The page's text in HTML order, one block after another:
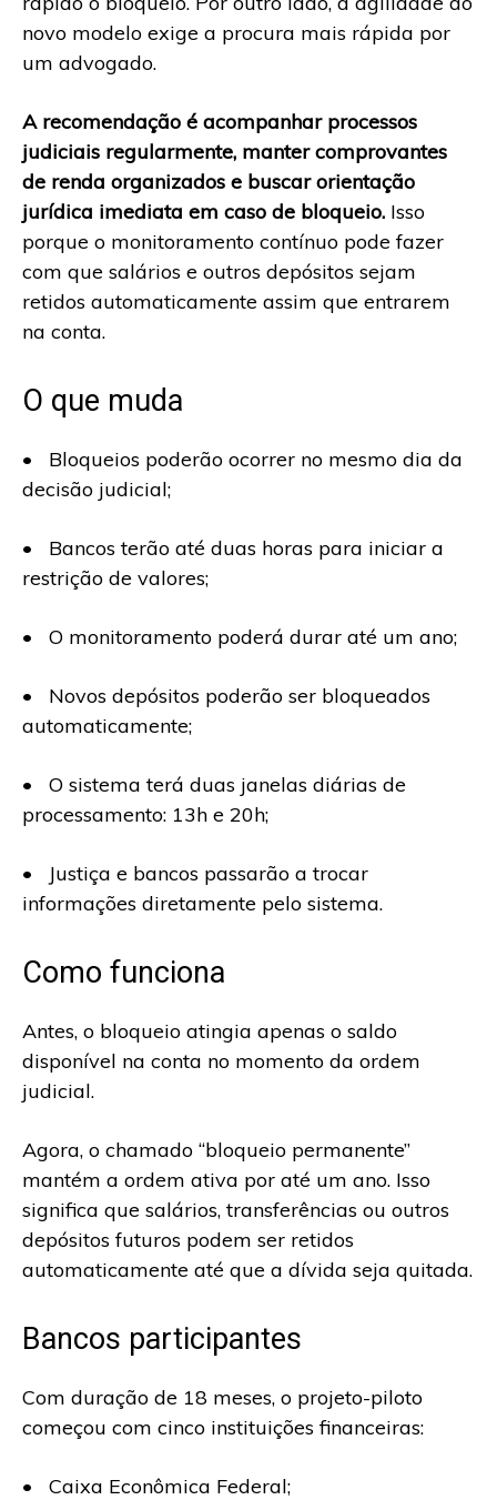
novo modelo exige a procura mais rápida por
um advogado.
A recomendação é acompanhar processos
judiciais regularmente, manter comprovantes
de renda organizados e buscar orientação
jurídica imediata em caso de bloqueio. Isso
porque o monitoramento contínuo pode fazer
com que salários e outros depósitos sejam
retidos automaticamente assim que entrarem
na conta.
O que muda
• Bloqueios poderão ocorrer no mesmo dia da
decisão judicial;
• Bancos terão até duas horas para iniciar a
restrição de valores;
• O monitoramento poderá durar até um ano;
• Novos depósitos poderão ser bloqueados
automaticamente;
• O sistema terá duas janelas diárias de
processamento: 13h e 20h;
• Justiça e bancos passarão a trocar
informações diretamente pelo sistema.
Como funciona
Antes, o bloqueio atingia apenas o saldo
disponível na conta no momento da ordem
judicial.
Agora, o chamado “bloqueio permanente”
mantém a ordem ativa por até um ano. Isso
significa que salários, transferências ou outros
depósitos futuros podem ser retidos
automaticamente até que a dívida seja quitada.
Bancos participantes
Com duração de 18 meses, o projeto-piloto
começou com cinco instituições financeiras:
• Caixa Econômica Federal;